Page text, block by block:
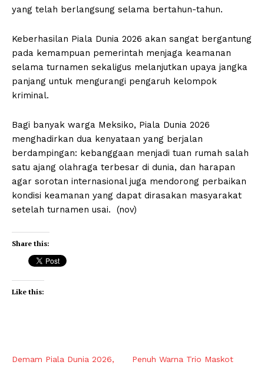
yang telah berlangsung selama bertahun-tahun.
Keberhasilan Piala Dunia 2026 akan sangat bergantung
pada kemampuan pemerintah menjaga keamanan
selama turnamen sekaligus melanjutkan upaya jangka
panjang untuk mengurangi pengaruh kelompok
kriminal.
Bagi banyak warga Meksiko, Piala Dunia 2026
menghadirkan dua kenyataan yang berjalan
berdampingan: kebanggaan menjadi tuan rumah salah
satu ajang olahraga terbesar di dunia, dan harapan
agar sorotan internasional juga mendorong perbaikan
kondisi keamanan yang dapat dirasakan masyarakat
setelah turnamen usai. (nov)
Share this:
Like this:
Demam Piala Dunia 2026,
Penuh Warna Trio Maskot